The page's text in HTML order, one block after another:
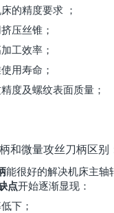
的精度要求 ；
压丝锥；
工效率；
用寿命；
度及螺纹表面质量；
和微量攻丝刀柄区别
能很好的解决机床主轴
点开始逐渐显现：
下；